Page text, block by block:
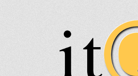
itQ
Itkua ja